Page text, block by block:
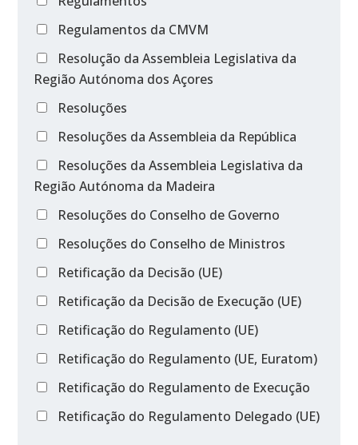
Regulamentos da CMVM
Resolução da Assembleia Legislativa da
Região Autónoma dos Açores
Resoluções
Resoluções da Assembleia da República
Resoluções da Assembleia Legislativa da
Região Autónoma da Madeira
Resoluções do Conselho de Governo
Resoluções do Conselho de Ministros
Retificação da Decisão (UE)
Retificação da Decisão de Execução (UE)
Retificação do Regulamento (UE)
Retificação do Regulamento (UE, Euratom)
Retificação do Regulamento de Execução
Retificação do Regulamento Delegado (UE)